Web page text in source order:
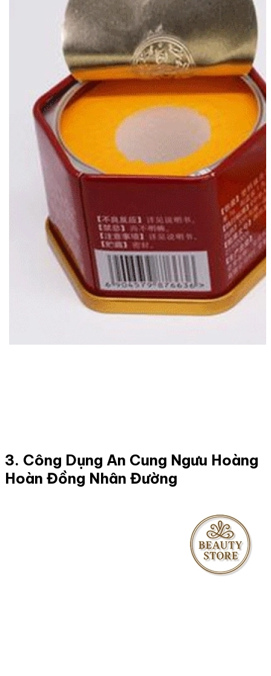
3. Công Dụng An Cung Ngưu Hoàng
Hoàn Đồng Nhân Đường